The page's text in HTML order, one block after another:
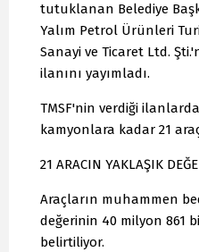
tutuklanan Belediye
Yalım Petrol Ürünleri
Sanayi ve Ticaret Ltd.
ilanını yayımladı.
TMSF'nin verdiği
kamyonlara kadar 21
21 ARACIN YAKLAŞIK
Araçların muhammen
değerinin 40 milyon 861
belirtiliyor.